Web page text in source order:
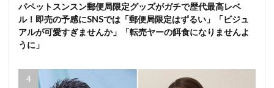
パペットスンスン郵便局限定グッズがガチで歴代最高レベ
ル！即売の予感にSNSでは「郵便局限定はずるい」「ビジュ
アルが可愛すぎませんか」「転売ヤーの餌食になりませんよ
うに」